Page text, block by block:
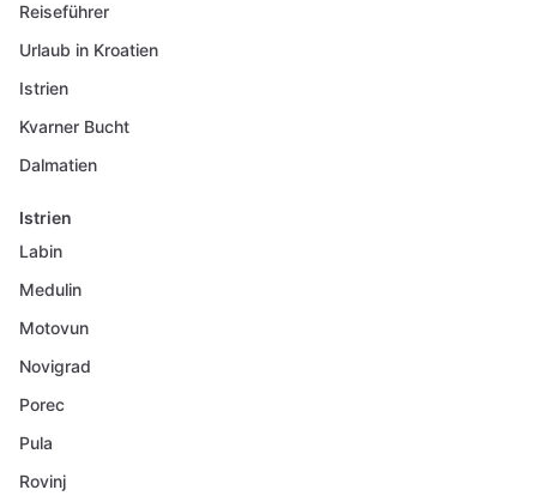
Reiseführer
Urlaub in Kroatien
Istrien
Kvarner Bucht
Dalmatien
Istrien
Labin
Medulin
Motovun
Novigrad
Porec
Pula
Rovinj